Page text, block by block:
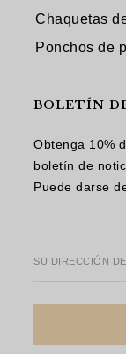
Chaquetas
Ponchos de
BOLETÍN
Obtenga 10%
boletín de
Puede darse
SU DIRECCIÓN